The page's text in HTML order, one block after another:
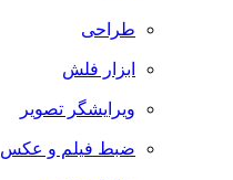
طراحی
ابزار فلش
ویرایشگر تصویر
ضبط فيلم و عكس